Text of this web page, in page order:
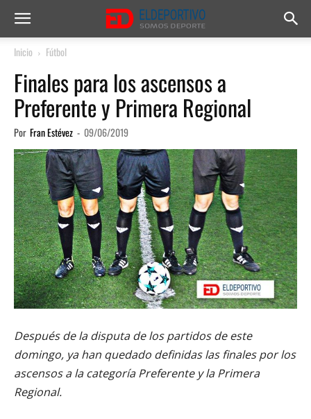
Inicio Fútbol
Finales para los ascensos a
Preferente y Primera Regional
Por Fran Estévez - 09/06/2019
Después de la disputa de los partidos de este
domingo, ya han quedado definidas las finales por los
ascensos a la categoría Preferente y la Primera
Regional.